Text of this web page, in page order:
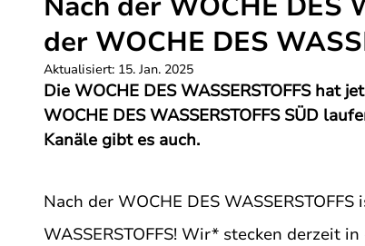
der WOCHE DES
Aktualisiert: 15. Jan. 2025
Die WOCHE DES WASSERSTOFFS hat
WOCHE DES WASSERSTOFFS SÜD
Kanäle gibt es auch.
Nach der WOCHE DES
WASSERSTOFFS! Wir* stecken derzeit